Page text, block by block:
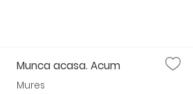
Munca acasa. Acum
Mures